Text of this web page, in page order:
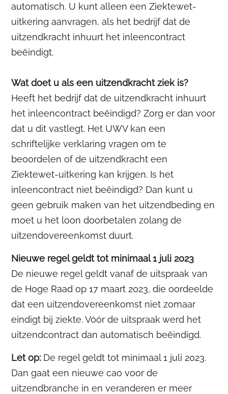
automatisch. U kunt alleen een Ziektewet-
uitkering aanvragen, als het bedrijf dat de
uitzendkracht inhuurt het inleencontract
beëindigt.
Wat doet u als een uitzendkracht ziek is?
Heeft het bedrijf dat de uitzendkracht inhuurt
het inleencontract beëindigd? Zorg er dan voor
dat u dit vastlegt. Het UWV kan een
schriftelijke verklaring vragen om te
beoordelen of de uitzendkracht een
Ziektewet-uitkering kan krijgen. Is het
inleencontract niet beëindigd? Dan kunt u
geen gebruik maken van het uitzendbeding en
moet u het loon doorbetalen zolang de
uitzendovereenkomst duurt.
Nieuwe regel geldt tot minimaal 1 juli 2023
De nieuwe regel geldt vanaf de uitspraak van
de Hoge Raad op 17 maart 2023, die oordeelde
dat een uitzendovereenkomst niet zomaar
eindigt bij ziekte. Vóór de uitspraak werd het
uitzendcontract dan automatisch beëindigd.
Let op: De regel geldt tot minimaal 1 juli 2023.
Dan gaat een nieuwe cao voor de
uitzendbranche in en veranderen er meer